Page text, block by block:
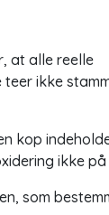
at alle reelle
ikke
kop
ikke
som